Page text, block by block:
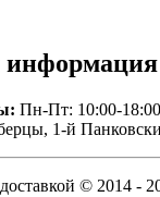
информация
Пн-Пт: 10:00-
1-й
© 2014 -